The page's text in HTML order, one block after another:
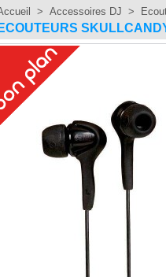
> Accessoires DJ >
ECOUTEURS